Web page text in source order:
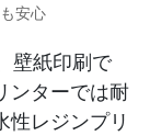
安心
壁紙印刷で
ンターでは耐
性レジンプリ